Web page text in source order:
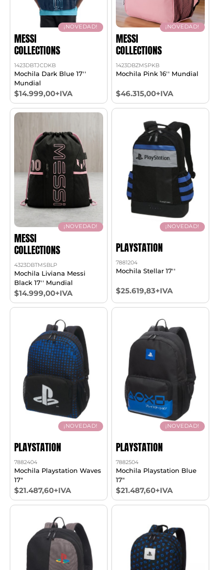
¡NOVEDAD!
MESSI
COLLECTIONS
1423DBTJCDKB
Mochila Dark Blue 17''
Mundial
$14.999,00+IVA
¡NOVEDAD!
MESSI
COLLECTIONS
1423DBZMSPKB
Mochila Pink 16'' Mundial
$46.315,00+IVA
¡NOVEDAD!
MESSI
COLLECTIONS
4323DBTMSBLP
Mochila Liviana Messi
Black 17'' Mundial
$14.999,00+IVA
¡NOVEDAD!
PLAYSTATION
7881204
Mochila Stellar 17''
$25.619,83+IVA
¡NOVEDAD!
PLAYSTATION
7882404
Mochila Playstation Waves
17"
$21.487,60+IVA
¡NOVEDAD!
PLAYSTATION
7882504
Mochila Playstation Blue
17"
$21.487,60+IVA